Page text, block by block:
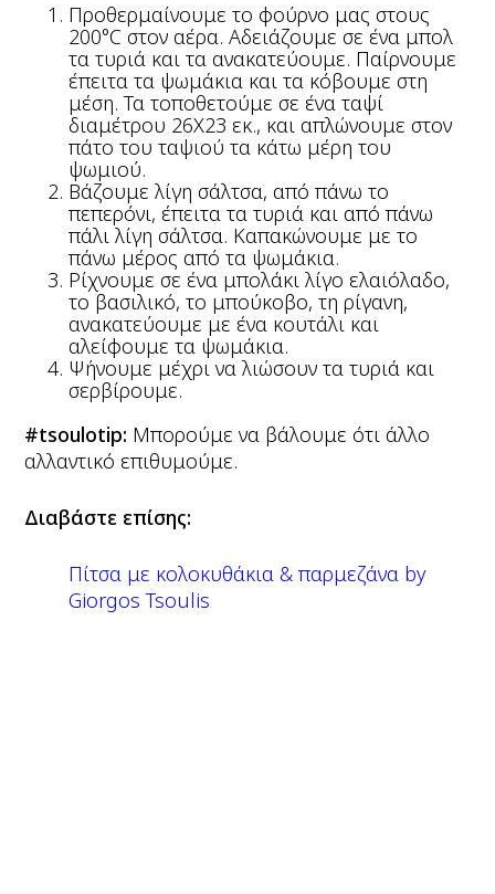
Προθερμαίνουμε το φούρνο μας στους
200°C στον αέρα. Αδειάζουμε σε ένα μπολ
τα τυριά και τα ανακατεύουμε. Παίρνουμε
έπειτα τα ψωμάκια και τα κόβουμε στη
μέση. Τα τοποθετούμε σε ένα ταψί
διαμέτρου 26Χ23 εκ., και απλώνουμε στον
πάτο του ταψιού τα κάτω μέρη του
ψωμιού.
Βάζουμε λίγη σάλτσα, από πάνω το
πεπερόνι, έπειτα τα τυριά και από πάνω
πάλι λίγη σάλτσα. Καπακώνουμε με το
πάνω μέρος από τα ψωμάκια.
Ρίχνουμε σε ένα μπολάκι λίγο ελαιόλαδο,
το βασιλικό, το μπούκοβο, τη ρίγανη,
ανακατεύουμε με ένα κουτάλι και
αλείφουμε τα ψωμάκια.
Ψήνουμε μέχρι να λιώσουν τα τυριά και
σερβίρουμε.
#tsoulotip: Μπορούμε να βάλουμε ότι άλλο
αλλαντικό επιθυμούμε.
Διαβάστε επίσης:
Πίτσα με κολοκυθάκια & παρμεζάνα by
Giorgos Tsoulis